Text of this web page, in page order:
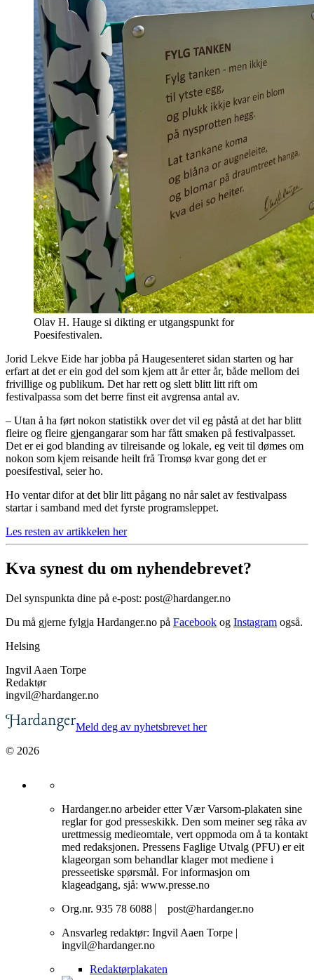
Olav H. Hauge si dikting er utgangspunkt for
Poesifestivalen.
Jorid Lekve Eide har jobba på Haugesenteret sidan starten og har
erfart at det er ein god del som kjem att år etter år, både mellom dei
frivillige og publikum. Det har rett og slett blitt litt rift om
festivalpassa som det berre finst eit avgrensa antal av.
– Utan å ha ført nokon statistikk over det vil eg påstå at det har blitt
fleire og fleire gjengangarar som har fått smaken på festivalpasset.
Det er ei god blanding av tilreisande og lokale, eg veit til dømes om
nokon som kjem reisande heilt frå Tromsø kvar gong det er
poesifestival, seier ho.
Ho ventar difor at det blir litt pågang no når salet av festivalpass
startar i samband med det fyrste programsleppet.
Les resten av artikkelen her
Kva synest du om nyhendebrevet?
Del synspunkta dine på e-post: post@hardanger.no
Du må gjerne fylgja Hardanger.no på Facebook og Instagram også.
Helsing
Ingvil Aaen Torpe
Redaktør
ingvil@hardanger.no
Meld deg av nyhetsbrevet her
© 2026
Hardanger.no arbeider etter Vær Varsom-plakaten sine
reglar for god presseskikk. Den som meiner seg råka av
urettmessig medieomtale, vert oppmoda om å ta kontakt
med redaksjonen. Pressens Faglige Utvalg (PFU) er eit
klageorgan som behandlar klager mot mediene i
presseetiske spørsmål. For informasjon om
klageadgang, sjå: www.presse.no
Org.nr. 935 78 6088 ⎸ post@hardanger.no
Ansvarleg redaktør: Ingvil Aaen Torpe |
ingvil@hardanger.no
Redaktørplakaten